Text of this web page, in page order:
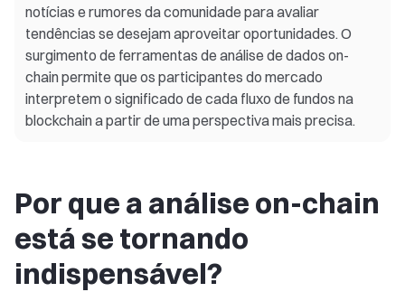
notícias e rumores da comunidade para avaliar
tendências se desejam aproveitar oportunidades. O
surgimento de ferramentas de análise de dados on-
chain permite que os participantes do mercado
interpretem o significado de cada fluxo de fundos na
blockchain a partir de uma perspectiva mais precisa.
Por que a análise on-chain
está se tornando
indispensável?